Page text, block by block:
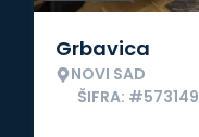
Grbavica
NOVI SAD
ŠIFRA: #573149